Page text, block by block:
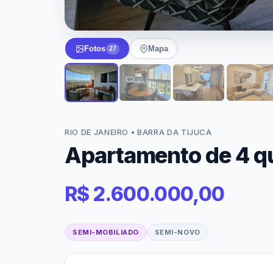
Fotos 27 Mapa
RIO DE JANEIRO • BARRA DA TIJUCA
Apartamento de 4
R$ 2.600.000,00
SEMI-MOBILIADO SEMI-NOVO